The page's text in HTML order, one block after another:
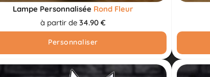
Lampe Personnalisée Rond Fleur
à partir de 34.90 €
Personnaliser